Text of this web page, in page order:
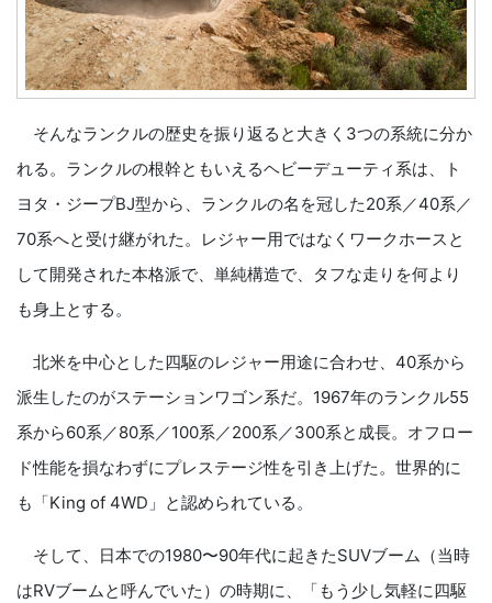
そんなランクルの歴史を振り返ると大きく3つの系統に分か
れる。ランクルの根幹ともいえるヘビーデューティ系は、ト
ヨタ・ジープBJ型から、ランクルの名を冠した20系／40系／
70系へと受け継がれた。レジャー用ではなくワークホースと
して開発された本格派で、単純構造で、タフな走りを何より
も身上とする。
北米を中心とした四駆のレジャー用途に合わせ、40系から
派生したのがステーションワゴン系だ。1967年のランクル55
系から60系／80系／100系／200系／300系と成長。オフロー
ド性能を損なわずにプレステージ性を引き上げた。世界的に
も「King of 4WD」と認められている。
そして、日本での1980〜90年代に起きたSUVブーム（当時
はRVブームと呼んでいた）の時期に、「もう少し気軽に四駆